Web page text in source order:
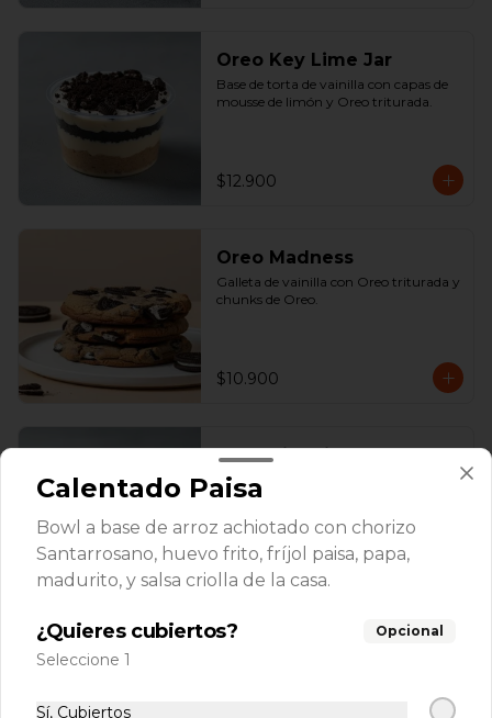
Oreo Key Lime Jar
Base de torta de vainilla con capas de
mousse de limón y Oreo triturada.
$12.900
Oreo Madness
Galleta de vainilla con Oreo triturada y
chunks de Oreo.
$10.900
Oreo Tiramisú Jar
Base de torta de vainilla bañada en
almíbar de café con capas de mousse
$12.900
Calentado Paisa
Bowl a base de arroz achiotado con chorizo
Santarrosano, huevo frito, fríjol paisa, papa,
madurito, y salsa criolla de la casa.
¿Quieres cubiertos? Opcional
Seleccione 1
Sí, Cubiertos